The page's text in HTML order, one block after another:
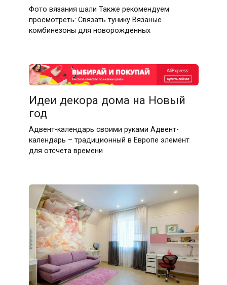
Фото вязания шали Также рекомендуем
просмотреть: Связать тунику Вязаные
комбинезоны для новорожденных
Идеи декора дома на Новый
год
Адвент-​календарь своими руками Адвент-
календарь – традиционный в Европе элемент
для отсчета времени